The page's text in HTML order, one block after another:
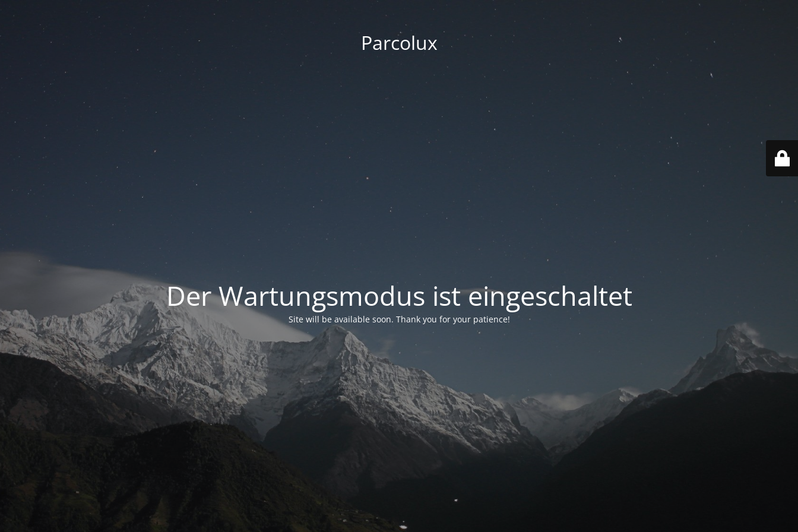
Parcolux
Der Wartungsmodus ist eingeschaltet
Site will be available soon. Thank you for your patience!